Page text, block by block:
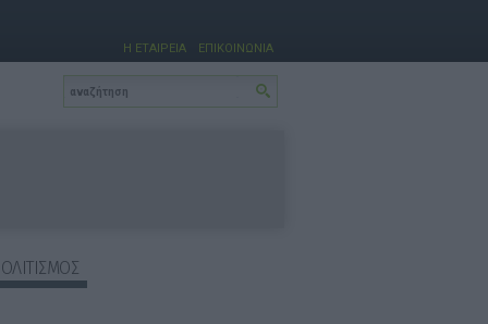
Η ΕΤΑΙΡΕΙΑ ΕΠΙΚΟΙΝΩΝΙΑ